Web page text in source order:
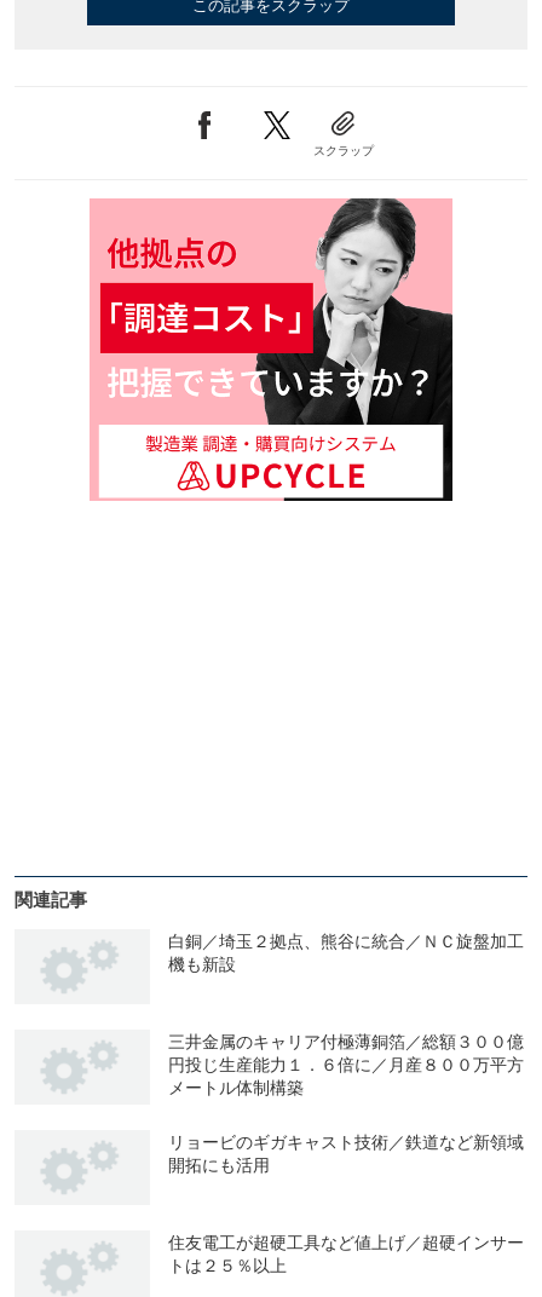
スクラップ
関連記事
白銅／埼玉２拠点、熊谷に統合／ＮＣ旋盤加工
機も新設
三井金属のキャリア付極薄銅箔／総額３００億
円投じ生産能力１．６倍に／月産８００万平方
メートル体制構築
リョービのギガキャスト技術／鉄道など新領域
開拓にも活用
住友電工が超硬工具など値上げ／超硬インサー
トは２５％以上